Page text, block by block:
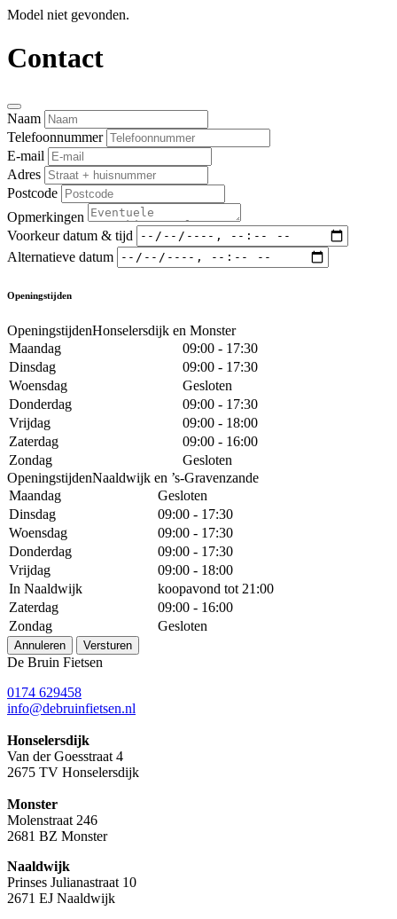
Model niet gevonden.
Contact
Naam
Telefoonnummer
E-mail
Adres
Postcode
Opmerkingen
Voorkeur datum & tijd
Alternatieve datum
Openingstijden
OpeningstijdenHonselersdijk en Monster
Maandag
09:00 - 17:30
Dinsdag
09:00 - 17:30
Woensdag
Gesloten
Donderdag
09:00 - 17:30
Vrijdag
09:00 - 18:00
Zaterdag
09:00 - 16:00
Zondag
Gesloten
OpeningstijdenNaaldwijk en ’s-Gravenzande
Maandag
Gesloten
Dinsdag
09:00 - 17:30
Woensdag
09:00 - 17:30
Donderdag
09:00 - 17:30
Vrijdag
09:00 - 18:00
In Naaldwijk
koopavond tot 21:00
Zaterdag
09:00 - 16:00
Zondag
Gesloten
Annuleren Versturen
De Bruin Fietsen
0174 629458
info@debruinfietsen.nl
Honselersdijk
Van der Goesstraat 4
2675 TV Honselersdijk
Monster
Molenstraat 246
2681 BZ Monster
Naaldwijk
Prinses Julianastraat 10
2671 EJ Naaldwijk